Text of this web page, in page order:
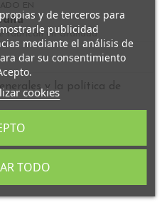
EN
fabrican en Granada
y la política de
y de terceros para
publicidad
mediante el análisis de
dar su consentimiento
cookies
TODO